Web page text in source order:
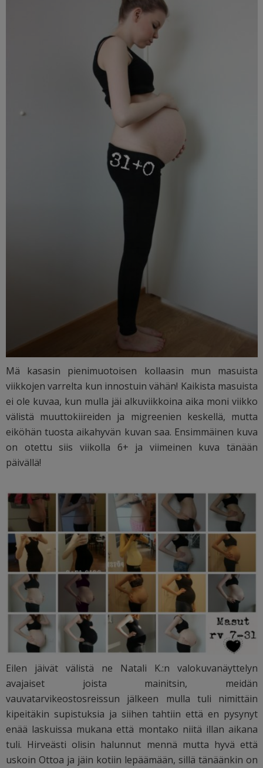
Mä kasasin pienimuotoisen kollaasin mun masuista
viikkojen varrelta kun innostuin vähän! Kaikista masuista
ei ole kuvaa, kun mulla jäi alkuviikkoina aika moni viikko
välistä muuttokiireiden ja migreenien keskellä, mutta
eiköhän tuosta aikahyvän kuvan saa. Ensimmäinen kuva
on otettu siis viikolla 6+ ja viimeinen kuva tänään
päivällä!
Eilen jäivät välistä ne Natali K.:n valokuvanäyttelyn
avajaiset joista mainitsin, meidän
vauvatarvikeostosreissun jälkeen mulla tuli nimittäin
kipeitäkin supistuksia ja siihen tahtiin että en pysynyt
enää laskuissa mukana että montako niitä illan aikana
tuli. Hirveästi olisin halunnut mennä mutta hyvä että
uskoin Ottoa ja jäin kotiin lepäämään, sillä tänäänkin on